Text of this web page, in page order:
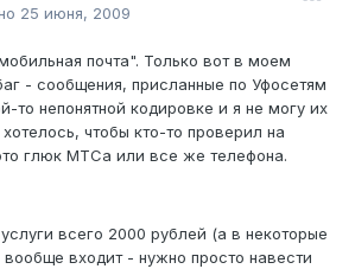
25 июня, 2009
почта". Только вот в моем
- сообщения, присланные по Уфосетям
то непонятной кодировке и я не могу их
чтобы кто-то проверил на
глюк МТСа или все же телефона.
всего 2000 рублей (а в некоторые
входит - нужно просто навести